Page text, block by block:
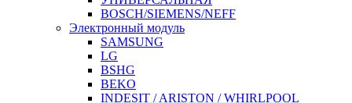
BOSCH/SIEMENS/NEFF
Электронный модуль
SAMSUNG
LG
BSHG
BEKO
INDESIT / ARISTON / WHIRLPOOL